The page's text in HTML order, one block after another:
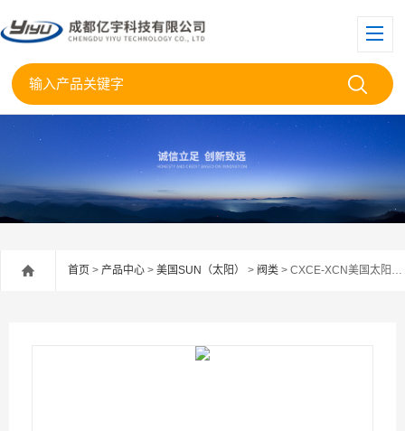
首页 > 产品中心 > 美国SUN（太阳） > 阀类 > CXCE-XCN美国太阳SUN单向阀CXCE--XCN现货供应